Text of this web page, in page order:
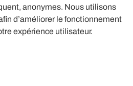
anonymes. Nous utilisons
d’améliorer le fonctionnement
expérience utilisateur.